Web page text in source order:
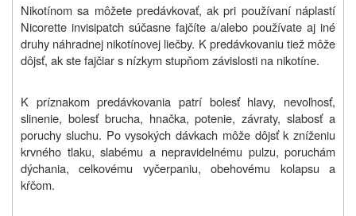
Nikotínom sa môžete predávkovať, ak pri používaní náplastí
Nicorette invisipatch súčasne fajčíte a/alebo používate aj iné
druhy náhradnej nikotínovej liečby. K predávkovaniu tiež môže
dôjsť, ak ste fajčiar s nízkym stupňom závislosti na nikotíne.
K príznakom predávkovania patrí bolesť hlavy, nevoľnosť,
slinenie, bolesť brucha, hnačka, potenie, závraty, slabosť a
poruchy sluchu. Po vysokých dávkach môže dôjsť k zníženiu
krvného tlaku, slabému a nepravidelnému pulzu, poruchám
dýchania, celkovému vyčerpaniu, obehovému kolapsu a
kŕčom.